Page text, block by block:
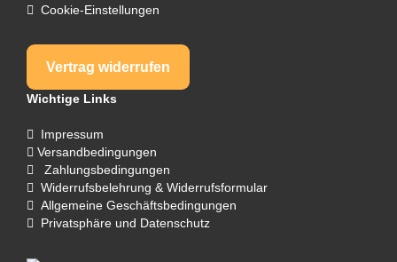
Cookie-Einstellungen
Vertrag widerrufen
Wichtige Links
Impressum
Versandbedingungen
Zahlungsbedingungen
Widerrufsbelehrung & Widerrufsformular
Allgemeine Geschäftsbedingungen
Privatsphäre und Datenschutz